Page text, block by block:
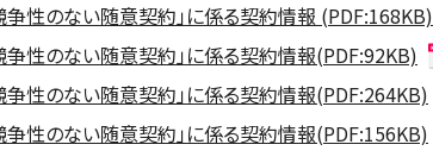
性のない随意契約」に係る契約情報 (PDF:168KB)
性のない随意契約」に係る契約情報(PDF:92KB)
性のない随意契約」に係る契約情報(PDF:264KB)
性のない随意契約」に係る契約情報(PDF:156KB)